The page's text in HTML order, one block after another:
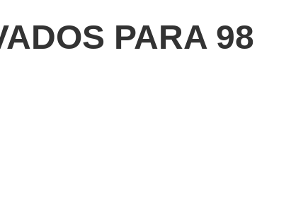
PARA 98